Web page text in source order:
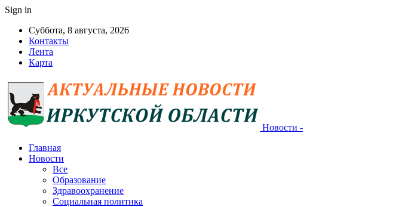
Sign in
Суббота, 8 августа, 2026
Контакты
Лента
Карта
Новости -
Главная
Новости
Все
Образование
Здравоохранение
Социальная политика